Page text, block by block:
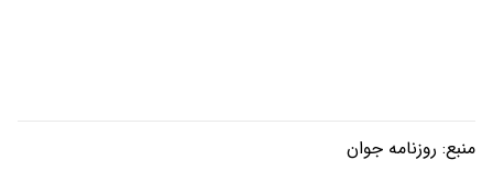
منبع: روزنامه جوان